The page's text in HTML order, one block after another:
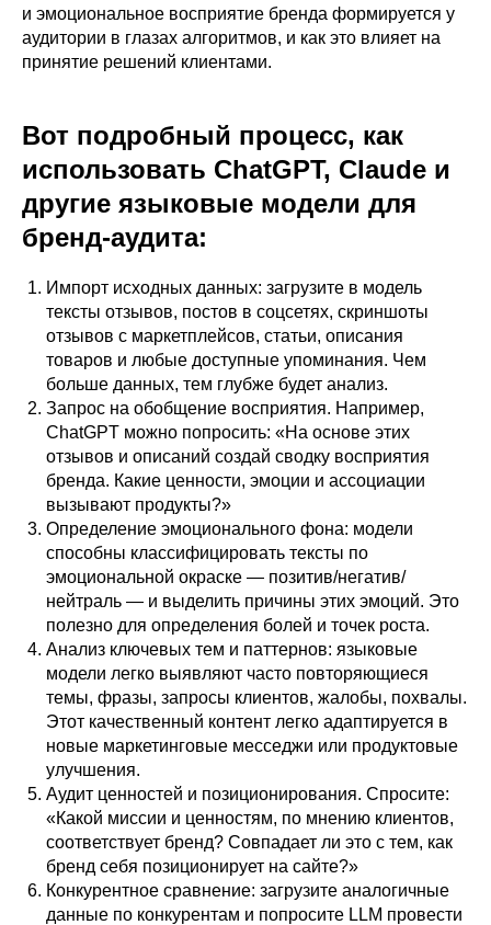
и эмоциональное восприятие бренда формируется у
аудитории в глазах алгоритмов, и как это влияет на
принятие решений клиентами.
Вот подробный процесс, как
использовать ChatGPT, Claude и
другие языковые модели для
бренд-аудита:
Импорт исходных данных: загрузите в модель
тексты отзывов, постов в соцсетях, скриншоты
отзывов с маркетплейсов, статьи, описания
товаров и любые доступные упоминания. Чем
больше данных, тем глубже будет анализ.
Запрос на обобщение восприятия. Например,
ChatGPT можно попросить: «На основе этих
отзывов и описаний создай сводку восприятия
бренда. Какие ценности, эмоции и ассоциации
вызывают продукты?»
Определение эмоционального фона: модели
способны классифицировать тексты по
эмоциональной окраске — позитив/негатив/
нейтраль — и выделить причины этих эмоций. Это
полезно для определения болей и точек роста.
Анализ ключевых тем и паттернов: языковые
модели легко выявляют часто повторяющиеся
темы, фразы, запросы клиентов, жалобы, похвалы.
Этот качественный контент легко адаптируется в
новые маркетинговые месседжи или продуктовые
улучшения.
Аудит ценностей и позиционирования. Спросите:
«Какой миссии и ценностям, по мнению клиентов,
соответствует бренд? Совпадает ли это с тем, как
бренд себя позиционирует на сайте?»
Конкурентное сравнение: загрузите аналогичные
данные по конкурентам и попросите LLM провести